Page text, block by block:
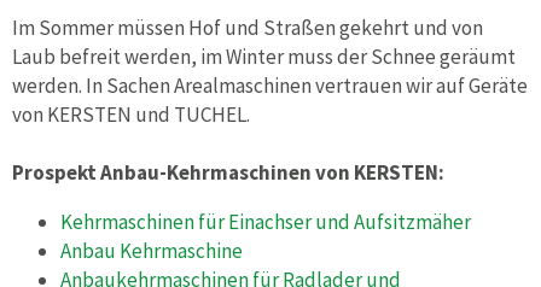
Im Sommer müssen Hof und Straßen gekehrt und von
Laub befreit werden, im Winter muss der Schnee geräumt
werden. In Sachen Arealmaschinen vertrauen wir auf Geräte
von KERSTEN und TUCHEL.
Prospekt Anbau-Kehrmaschinen von KERSTEN:
Kehrmaschinen für Einachser und Aufsitzmäher
Anbau Kehrmaschine
Anbaukehrmaschinen für Radlader und